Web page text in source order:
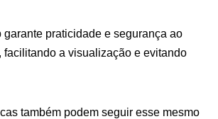
garante praticidade e segurança ao
facilitando a visualização e evitando
também podem seguir esse mesmo